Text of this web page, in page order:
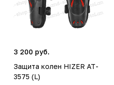
3 200 руб.
Защита колен HIZER AT-
3575 (L)